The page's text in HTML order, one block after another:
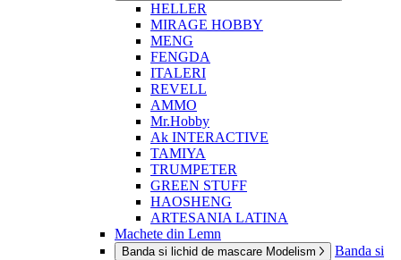
HELLER
MIRAGE HOBBY
MENG
FENGDA
ITALERI
REVELL
AMMO
Mr.Hobby
Ak INTERACTIVE
TAMIYA
TRUMPETER
GREEN STUFF
HAOSHENG
ARTESANIA LATINA
Machete din Lemn
Banda si lichid de mascare Modelism
Banda si